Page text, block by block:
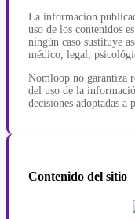
La información
uso de los contenidos
ningún caso sustituye
médico, legal,
Nomloop no garantiza
del uso de la
decisiones adoptadas a
Contenido del sitio